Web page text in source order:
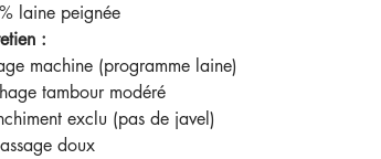
laine peignée
:
machine (programme laine)
tambour modéré
exclu (pas de javel)
doux